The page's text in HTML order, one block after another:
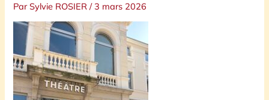
ParSylvie ROSIER/ 3 mars 2026